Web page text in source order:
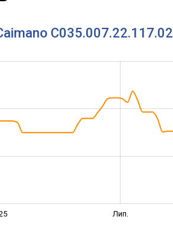
C035.007.22.117.02
Лип.